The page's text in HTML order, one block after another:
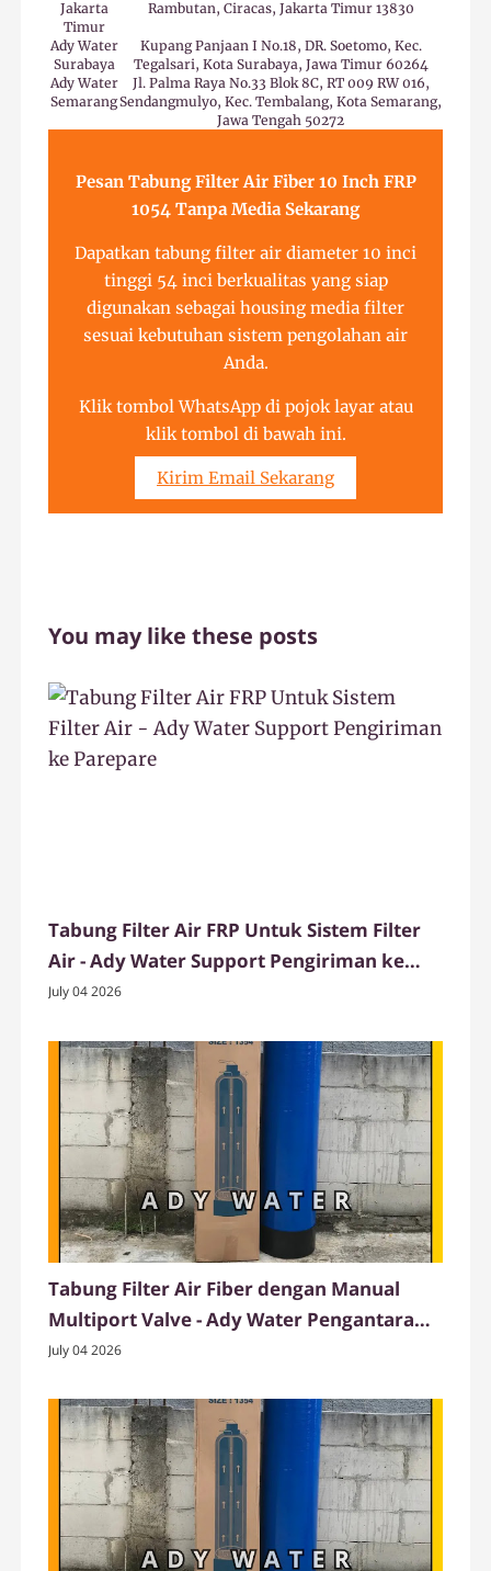
Jakarta
Timur
Rambutan, Ciracas, Jakarta Timur 13830
Ady Water
Surabaya
Kupang Panjaan I No.18, DR. Soetomo, Kec.
Tegalsari, Kota Surabaya, Jawa Timur 60264
Ady Water
Semarang
Jl. Palma Raya No.33 Blok 8C, RT 009 RW 016,
Sendangmulyo, Kec. Tembalang, Kota Semarang,
Jawa Tengah 50272
Pesan Tabung Filter Air Fiber 10 Inch FRP
1054 Tanpa Media Sekarang
Dapatkan tabung filter air diameter 10 inci
tinggi 54 inci berkualitas yang siap
digunakan sebagai housing media filter
sesuai kebutuhan sistem pengolahan air
Anda.
Klik tombol WhatsApp di pojok layar atau
klik tombol di bawah ini.
Kirim Email Sekarang
You may like these posts
Tabung Filter Air FRP Untuk Sistem Filter
Air - Ady Water Support Pengiriman ke
Parepare
July 04 2026
Tabung Filter Air Fiber dengan Manual
Multiport Valve - Ady Water Pengantaran
Langsung ke Pangandaran
July 04 2026